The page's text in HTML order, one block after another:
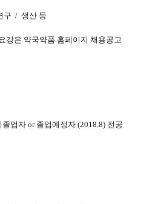
구 /생산 등
강은 약국약품 홈페이지 채용공고
졸업자 or 졸업예정자(2018.8) 전공